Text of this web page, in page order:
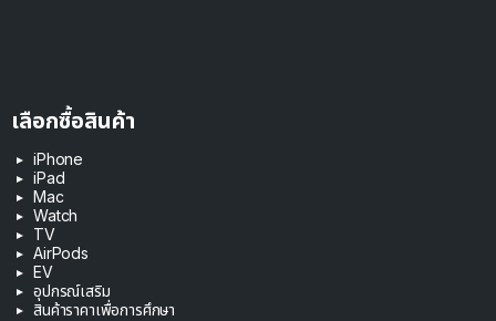
เลือกซื้อสินค้า
iPhone
iPad
Mac
Watch
TV
AirPods
EV
อุปกรณ์เสริม
สินค้าราคาเพื่อการศึกษา